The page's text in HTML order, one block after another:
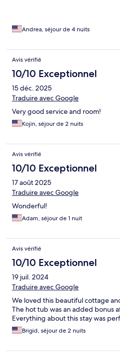
Andrea, séjour de 4 nuits
Avis vérifié
10/10 Exceptionnel
15 déc. 2025
Traduire avec Google
Very good service and room!
Kojin, séjour de 2 nuits
Avis vérifié
10/10 Exceptionnel
17 août 2025
Traduire avec Google
Wonderful!
Adam, séjour de 1 nuit
Avis vérifié
10/10 Exceptionnel
19 juil. 2024
Traduire avec Google
We loved this beautiful cottage
The hot tub was an added bonus
Everything about this stay was
Brigid, séjour de 2 nuits